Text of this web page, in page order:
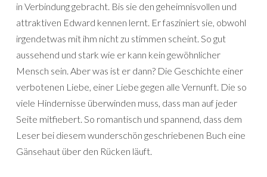
in Verbindung gebracht. Bis sie den geheimnisvollen und
attraktiven Edward kennen lernt. Er fasziniert sie, obwohl
irgendetwas mit ihm nicht zu stimmen scheint. So gut
aussehend und stark wie er kann kein gewöhnlicher
Mensch sein. Aber was ist er dann? Die Geschichte einer
verbotenen Liebe, einer Liebe gegen alle Vernunft. Die so
viele Hindernisse überwinden muss, dass man auf jeder
Seite mitfiebert. So romantisch und spannend, dass dem
Leser bei diesem wunderschön geschriebenen Buch eine
Gänsehaut über den Rücken läuft.